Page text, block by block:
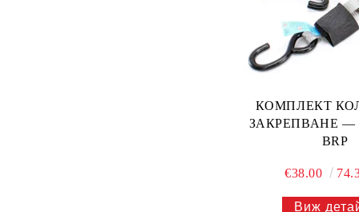
КОМПЛЕКТ
ЗАКРЕПВАНЕ —
BRP
€38.00
Виж